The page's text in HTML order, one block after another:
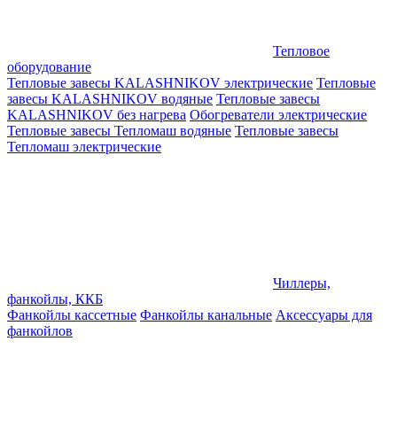
Тепловое
оборудование
Тепловые завесы KALASHNIKOV электрические Тепловые
завесы KALASHNIKOV водяные Тепловые завесы
KALASHNIKOV без нагрева Обогреватели электрические
Тепловые завесы Тепломаш водяные Тепловые завесы
Тепломаш электрические
Чиллеры,
фанкойлы, ККБ
Фанкойлы кассетные Фанкойлы канальные Аксессуары для
фанкойлов